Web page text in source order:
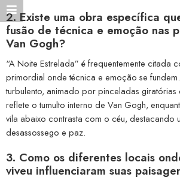
2. Existe uma obra específica
fusão de técnica e emoção nas
Van Gogh?
“A Noite Estrelada” é frequentemente citada
primordial onde técnica e emoção se
turbulento, animado por pinceladas giratórias
reflete o tumulto interno de Van Gogh,
vila abaixo contrasta com o céu, destacando
desassossego e paz.
3. Como os diferentes locais
viveu influenciaram suas